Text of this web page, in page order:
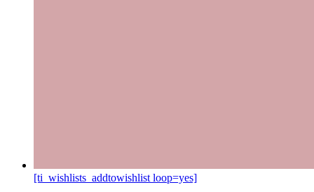
[ti_wishlists_addtowishlist loop=yes]